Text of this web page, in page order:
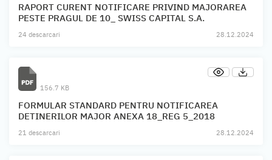
RAPORT CURENT NOTIFICARE PRIVIND MAJORAREA
PESTE PRAGUL DE 10_ SWISS CAPITAL S.A.
24 descarcari 28.12.2024
156.7 KB
FORMULAR STANDARD PENTRU NOTIFICAREA
DETINERILOR MAJOR ANEXA 18_REG 5_2018
21 descarcari 28.12.2024